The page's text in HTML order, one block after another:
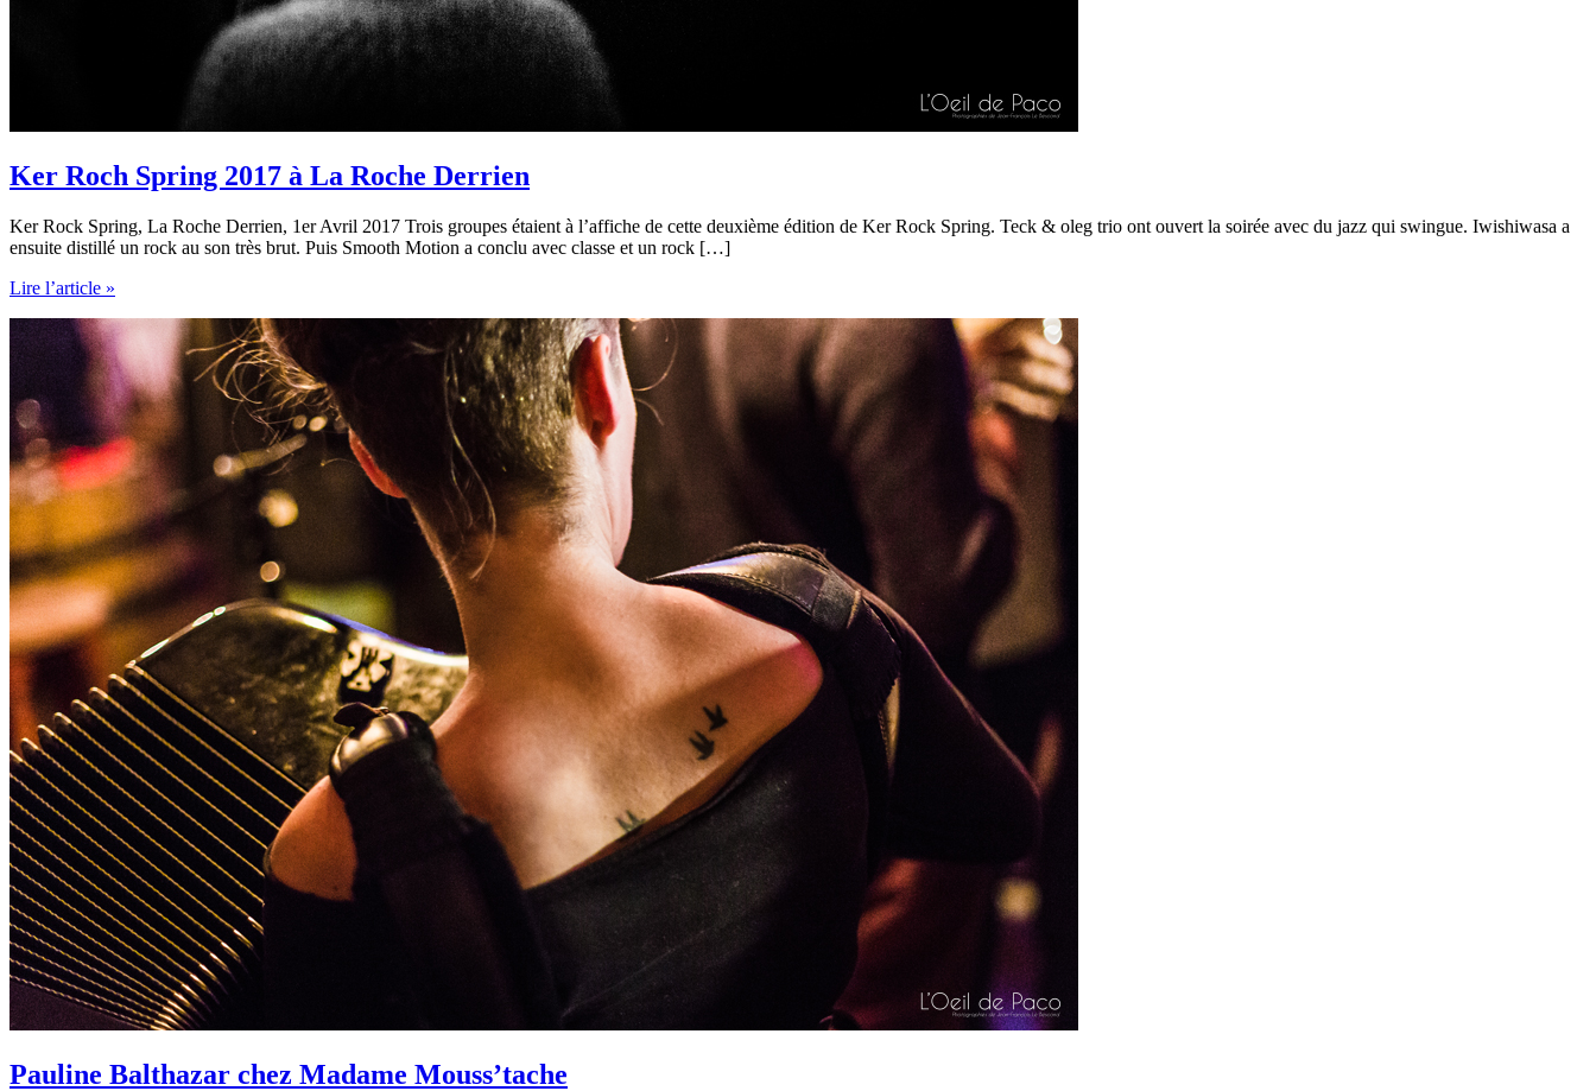
Ker Roch Spring 2017 à La Roche Derrien
Ker Rock Spring, La Roche Derrien, 1er Avril 2017 Trois groupes étaient à l’affiche de cette deuxième édition de Ker Rock Spring. Teck & oleg trio ont ouvert la soirée avec du jazz qui swingue. Iwishiwasa a
ensuite distillé un rock au son très brut. Puis Smooth Motion a conclu avec classe et un rock […]
Ker
Spring
2017
La
Roche
Derrien
Lire l’article »
Pauline Balthazar chez Madame Mouss’tache